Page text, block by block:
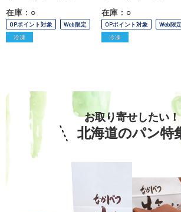
在庫：○
OPポイント対象
Web限定
冷凍
在庫：○
OPポイント対象
Web限定
冷凍
お取り寄せしたい！
北海道のパン特